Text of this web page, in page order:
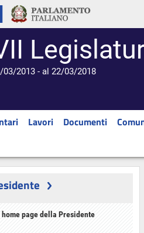
03/2013 - al 22/03/2018
Lavori Documenti
page della Presidente